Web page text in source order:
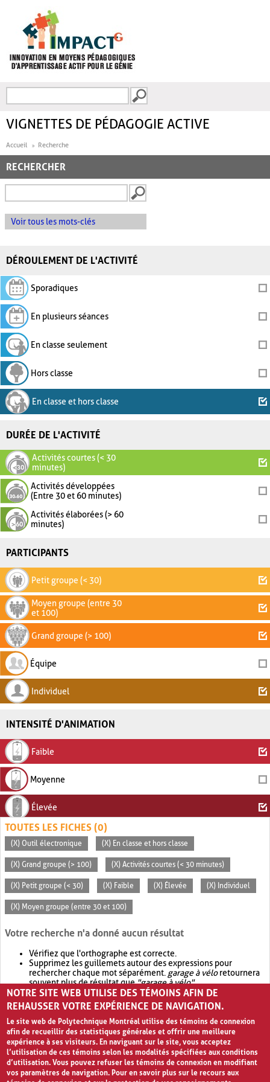
FORMULAIRE DE
VIGNETTES DE PÉDAGOGIE ACTIVE
Accueil Recherche
RECHERCHER
Voir tous les mots-clés
DÉROULEMENT DE L'ACTIVITÉ
Sporadiques
En plusieurs séances
En classe seulement
Hors classe
En classe et hors classe
DURÉE DE L'ACTIVITÉ
Activités courtes (< 30
minutes)
Activités développées
(Entre 30 et 60 minutes)
Activités élaborées (> 60
minutes)
PARTICIPANTS
Petit groupe (< 30)
Moyen groupe (entre 30
et 100)
Grand groupe (> 100)
Équipe
Individuel
INTENSITÉ D'ANIMATION
Faible
Moyenne
Élevée
TOUTES LES FICHES (0)
(X) Outil électronique (X) En classe et hors classe
(X) Grand groupe (> 100) (X) Activités courtes (< 30 minutes)
(X) Petit groupe (< 30) (X) Faible (X) Élevée (X) Individuel
(X) Moyen groupe (entre 30 et 100)
Votre recherche n'a donné aucun résultat
Vérifiez que l'orthographe est correcte.
Supprimez les guillemets autour des expressions pour
rechercher chaque mot séparément. garage à véloretournera
souvent plus de résultat que"garage à vélo".
Envisagez d'élargir votre recherche avec OR.garage OR vélo
retournera souvent plus de résultat quegarage à vélo
NOTRE SITE WEB UTILISE DES TÉMOINS AFIN DE
REHAUSSER VOTRE EXPÉRIENCE DE NAVIGATION.
Le site web de Polytechnique Montréal utilise des témoins de connexion
afin de recueillir des statistiques générales et offrir une meilleure
expérience à ses visiteurs. En naviguant sur le site, vous acceptez
l’utilisation de ces témoins selon les modalités spécifiées aux conditions
d’utilisation. Vous pouvez refuser les témoins de connexion en modifiant
vos paramètres de navigation. Pour en savoir plus sur le recours aux